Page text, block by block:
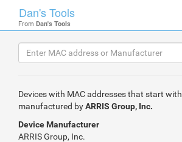
Dan's Tools
From Dan's Tools
Devices with MAC addresses that start with
manufactured byARRIS Group, Inc.
Device Manufacturer
ARRIS Group, Inc.